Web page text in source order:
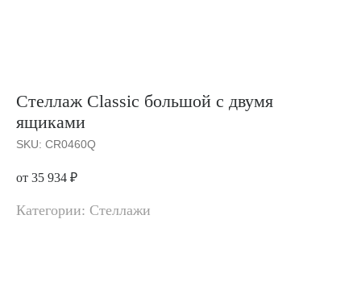
Стеллаж Classic большой с двумя
ящиками
SKU: CR0460Q
от 35 934 ₽
Категории: Стеллажи